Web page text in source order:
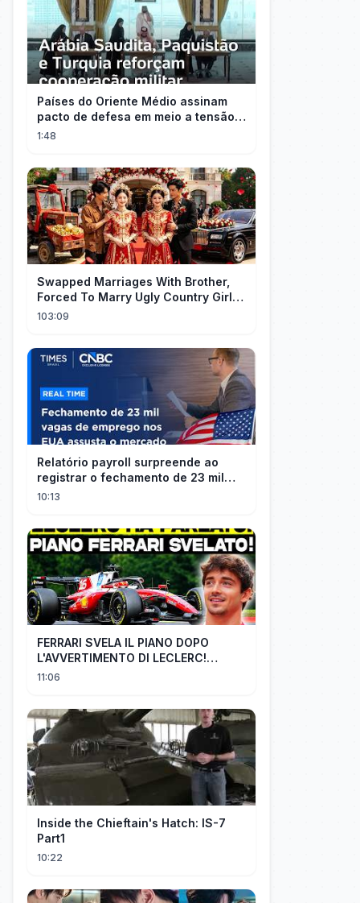
Países do Oriente Médio assinam
pacto de defesa em meio a tensão
com Irã
1:48
Swapped Marriages With Brother,
Forced To Marry Ugly Country Girl—
He's A Gorgeous Billionaire CEO!
103:09
Relatório payroll surpreende ao
registrar o fechamento de 23 mil
vagas nos EUA
10:13
FERRARI SVELA IL PIANO DOPO
L'AVVERTIMENTO DI LECLERC!
AGGIORNAMENTI PAZZESCHI a
11:06
Inside the Chieftain's Hatch: IS-7
Part1
10:22